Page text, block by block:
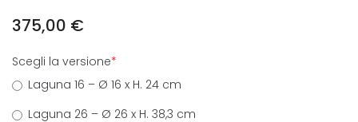
375,00 €
Scegli la versione*
Laguna 16 – Ø 16 x H. 24 cm
Laguna 26 – Ø 26 x H. 38,3 cm